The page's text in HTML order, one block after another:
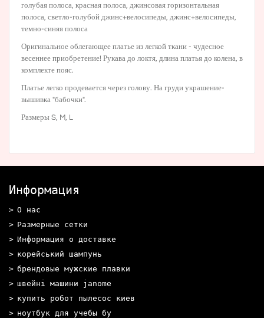
голубая полоса, красная полоса джинсовая горизонтальная
полоса светло-голубой джинс+велосипеды джинс+велосипеды
темно-синяя полоса
Оригинальное облегающее платье из легкой ткани - чудесное
весеннее приобретение! Рукава до локтя, длина платья до колена, в
комплекте пояс.
Платье легко продевается через голову. На груди украшение-
вышивка "бабочки".
Размеры S, M, L
Информация
О нас
Размерные сетки
Информация о доставке
корейський шампунь
брендовые мужские плавки
швейні машини janome
купить робот пылесос киев
ноутбук для учебы бу